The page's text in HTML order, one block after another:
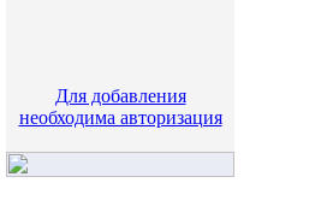
Для добавления
необходима авторизация